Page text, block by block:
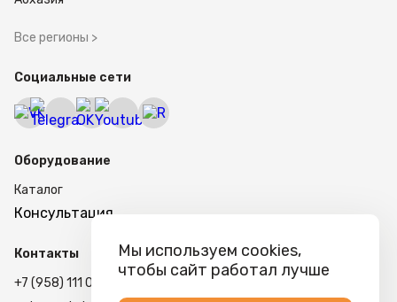
Все регионы >
Социальные сети
Оборудование
Каталог
Консультация
Контакты
+7 (958) 111 02-87
Мы используем cookies,
чтобы сайт работал лучше